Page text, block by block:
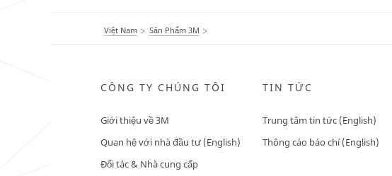
Việt Nam Sản Phẩm 3M
CÔNG TY CHÚNG TÔI
Giới thiệu về 3M
Quan hệ với nhà đầu tư (English)
Đối tác & Nhà cung cấp
TIN TỨC
Trung tâm tin tức (English)
Thông cáo báo chí (English)